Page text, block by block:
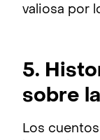
valiosa por
5.
sobre
Los